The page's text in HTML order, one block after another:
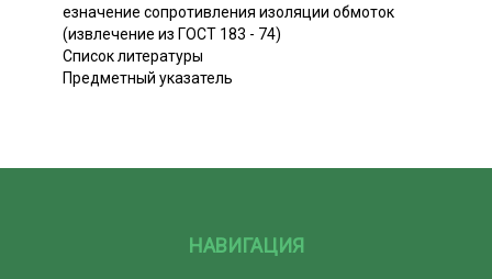
езначение сопротивления изоляции обмоток
(извлечение из ГОСТ 183 - 74)
Список литературы
Предметный указатель
НАВИГАЦИЯ